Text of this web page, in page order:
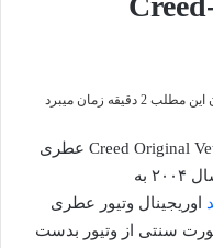
2 دقیقه زمان میبرد
عطر ادکلن کرید اوریجینال وتیور – Creed Original Vetiver عطری
است با رایحه خنک و تلخ. این عطر در سال ۲۰۰۴ به
اوریجینال وتیور عطری
سنتی از وتیور بدست